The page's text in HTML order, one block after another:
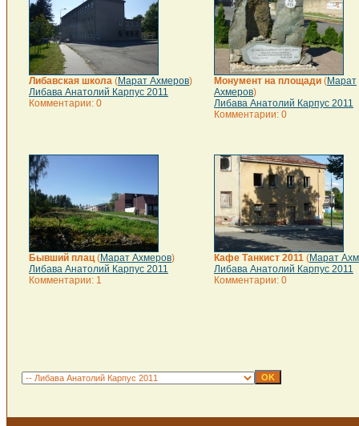
Либавская школа (Марат Ахмеров)
Либава Анатолий Карпус 2011
Комментарии: 0
Монумент на площади (Марат
Ахмеров)
Либава Анатолий Карпус 2011
Комментарии: 0
Бывший плац(Марат Ахмеров)
Либава Анатолий Карпус 2011
Комментарии: 1
Кафе Танкист 2011 (Марат
Либава Анатолий Карпус 2011
Комментарии: 0